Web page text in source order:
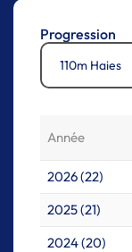
Progression
110m Haies
Année
2026 (22)
2025 (21)
2024 (20)